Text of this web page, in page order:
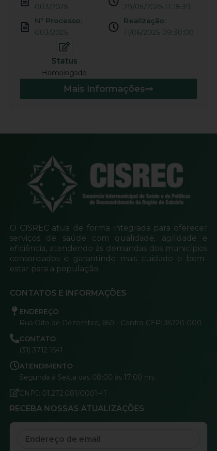
003/2025
Nº Processo:
003/2025
29/05/2025 11:18:39
Realização:
11/06/2025 09:30:00
Status
Homologado
Mais Informações
O CISREC atua de forma integrada para oferecer
serviços de saúde com qualidade, agilidade e
eficiência, atendendo às demandas dos municípios
consorciados e garantindo mais cuidado e bem-
estar para a população.
CONTATOS E INFORMAÇÕES
ENDEREÇO
Rua Oito de Dezembro, 650 - Centro CEP: 35720-000
CONTATO
(31) 3712 1541
ATENDIMENTO
Segunda à Sexta das 08:00 às 17:00 hrs
CNPJ: 01.272.081/0001-41
RECEBA NOSSAS ATUALIZAÇÕES